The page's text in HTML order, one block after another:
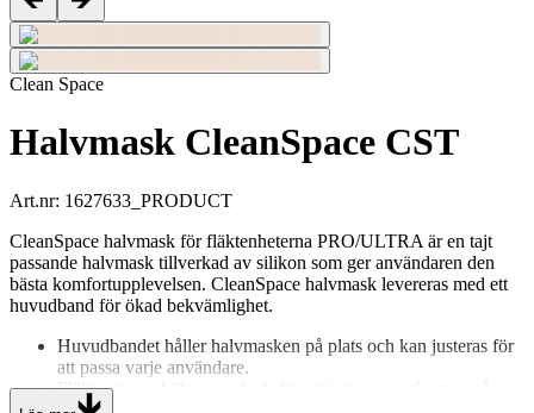
Clean Space
Halvmask CleanSpace CST
Art.nr: 1627633_PRODUCT
CleanSpace halvmask för fläktenheterna PRO/ULTRA är en tajt
passande halvmask tillverkad av silikon som ger användaren den
bästa komfortupplevelsen. CleanSpace halvmask levereras med ett
huvudband för ökad bekvämlighet.
Huvudbandet håller halvmasken på plats och kan justeras för
att passa varje användare.
Fläktmotorns bälgar används för att justera passformen på